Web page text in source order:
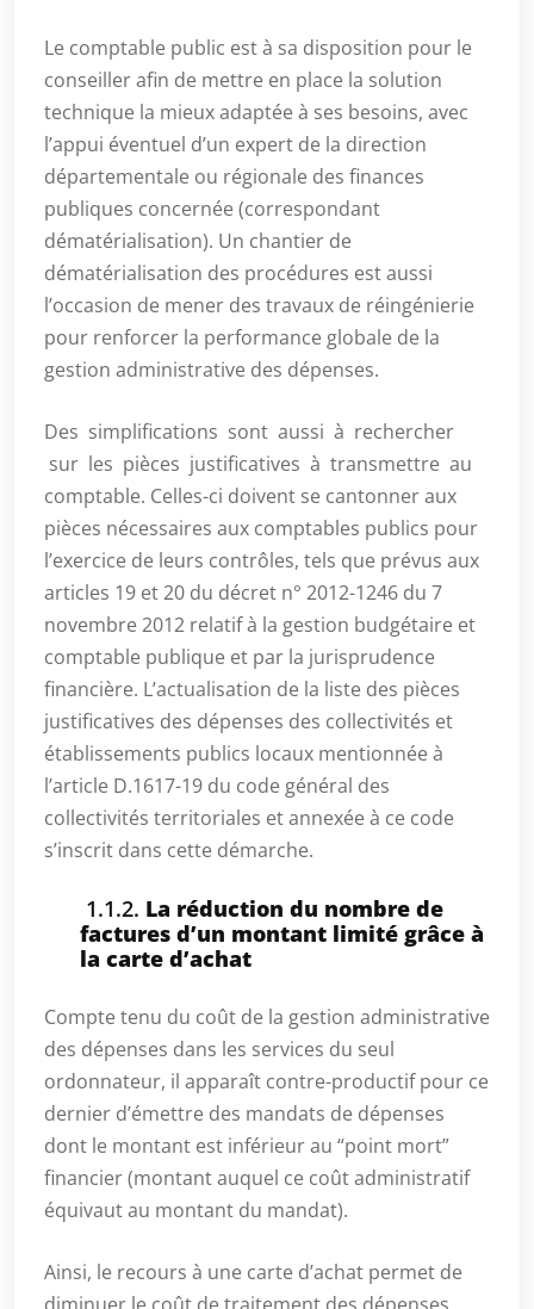
Le comptable public est à sa disposition pour le
conseiller afin de mettre en place la solution
technique la mieux adaptée à ses besoins, avec
l’appui éventuel d’un expert de la direction
départementale ou régionale des finances
publiques concernée (correspondant
dématérialisation). Un chantier de
dématérialisation des procédures est aussi
l’occasion de mener des travaux de réingénierie
pour renforcer la performance globale de la
gestion administrative des dépenses.
Des simplifications sont aussi à rechercher
sur les pièces justificatives à transmettre au
comptable. Celles-ci doivent se cantonner aux
pièces nécessaires aux comptables publics pour
l’exercice de leurs contrôles, tels que prévus aux
articles 19 et 20 du décret n° 2012-1246 du 7
novembre 2012 relatif à la gestion budgétaire et
comptable publique et par la jurisprudence
financière. L’actualisation de la liste des pièces
justificatives des dépenses des collectivités et
établissements publics locaux mentionnée à
l’article D.1617-19 du code général des
collectivités territoriales et annexée à ce code
s’inscrit dans cette démarche.
1.1.2. La réduction du nombre de
factures d’un montant limité grâce à
la carte d’achat
Compte tenu du coût de la gestion administrative
des dépenses dans les services du seul
ordonnateur, il apparaît contre-productif pour ce
dernier d’émettre des mandats de dépenses
dont le montant est inférieur au “point mort”
financier (montant auquel ce coût administratif
équivaut au montant du mandat).
Ainsi, le recours à une carte d’achat permet de